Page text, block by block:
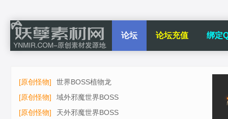
论坛 论坛充值 绑定
[原创怪物]
世界BOSS植物龙
[原创怪物]
域外邪魔世界BOSS
[原创怪物]
天外邪魔世界BOSS